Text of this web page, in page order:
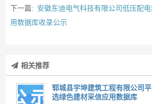
下一篇: 安徽东迪电气科技有限公司低压配
用数据库收录公示
相关推荐
郓城县宇坤建筑工程有限公司
选绿色建材采信应用数据库